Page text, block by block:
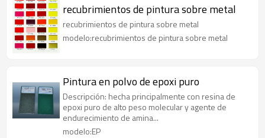
recubrimientos de pintura sobre metal
recubrimientos de pintura sobre metal
modelo:recubrimientos de pintura sobre metal
Pintura en polvo de epoxi puro
Descripción: hecha principalmente con resina de
epoxi puro de alto peso molecular y agente de
endurecimiento de amina...
modelo:EP